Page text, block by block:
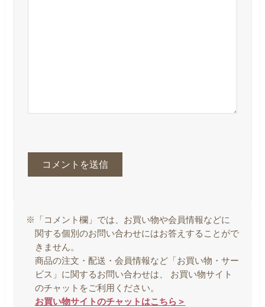
※「コメント欄」では、お買い物や会員情報などに
関する個別のお問い合わせにはお答えすることがで
きません。
商品の注文・配送・会員情報など「お買い物・サー
ビス」に関するお問い合わせは、 お買い物サイト
のチャットをご利用ください。
お買い物サイトのチャットはこちら＞